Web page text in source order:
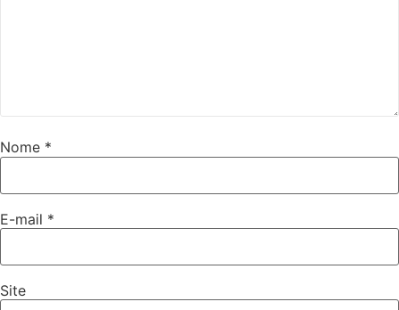
Nome *
E-mail *
Site